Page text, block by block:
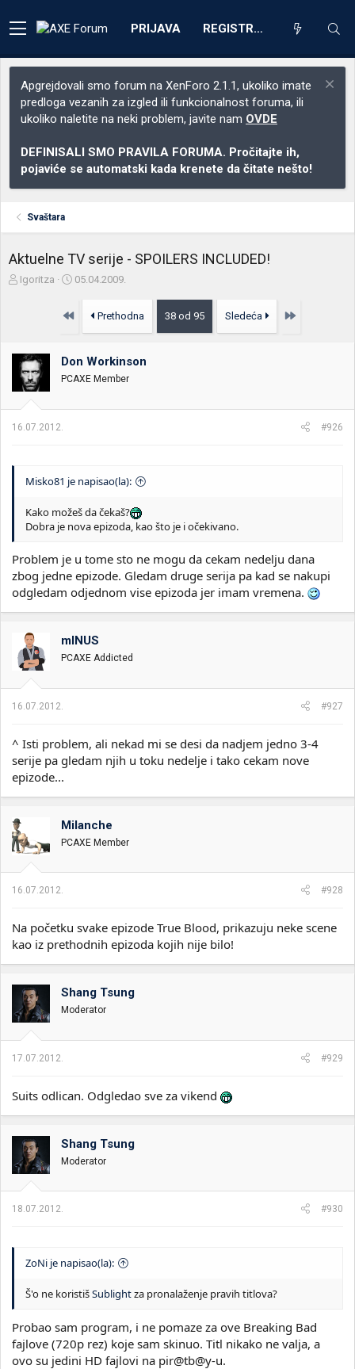
PRIJAVA REGISTRACIJA
Apgrejdovali smo forum na XenForo 2.1.1, ukoliko imate
predloga vezanih za izgled ili funkcionalnost foruma, ili
ukoliko naletite na neki problem, javite nam OVDE
DEFINISALI SMO PRAVILA FORUMA. Pročitajte ih,
pojaviće se automatski kada krenete da čitate nešto!
Svaštara
Aktuelne TV serije - SPOILERS INCLUDED!
Z
i
k
t
e
m
Igoritza
D
u
o
k
e
a
05.04.2009.
Prvo Prethodna 38 od 95 Sledeća Poslednja
Don Workinson
PCAXE Member
16.07.2012. #926
Misko81 je napisao(la):
Kako možeš da čekaš?
Dobra je nova epizoda, kao što je i očekivano.
Problem je u tome sto ne mogu da cekam nedelju dana
zbog jedne epizode. Gledam druge serija pa kad se nakupi
odgledam odjednom vise epizoda jer imam vremena.
mINUS
PCAXE Addicted
16.07.2012. #927
^ Isti problem, ali nekad mi se desi da nadjem jedno 3-4
serije pa gledam njih u toku nedelje i tako cekam nove
epizode...
Milanche
PCAXE Member
16.07.2012. #928
Na početku svake epizode True Blood, prikazuju neke scene
kao iz prethodnih epizoda kojih nije bilo!
Shang Tsung
Moderator
17.07.2012. #929
Suits odlican. Odgledao sve za vikend
Shang Tsung
Moderator
18.07.2012. #930
ZoNi je napisao(la):
Š'o ne koristišSublightza pronalaženje pravih titlova?
Probao sam program, i ne pomaze za ove Breaking Bad
fajlove (720p rez) koje sam skinuo. Titl nikako ne valja, a
ovo su jedini HD fajlovi na pir@tb@y-u.